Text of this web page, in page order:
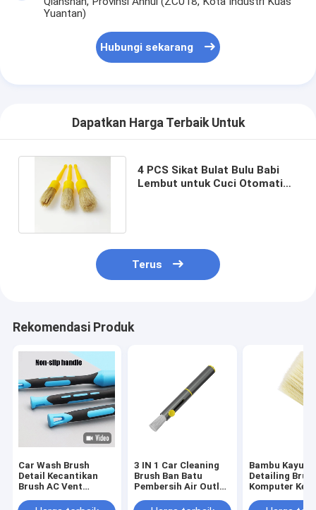
Yuantan)
Hubungi sekarang
Dapatkan Harga Terbaik Untuk
4 PCS Sikat Bulat Bulu Babi
Lembut untuk Cuci Otomatis
Terus
Rekomendasi Produk
Car Wash Brush
Detail Kecantikan
Brush AC Vent
3 IN 1 Car Cleaning
Brush Ban Batu
Pembersih Air Outlet
Car Brush
Bambu Kayu
Detailing
Komputer